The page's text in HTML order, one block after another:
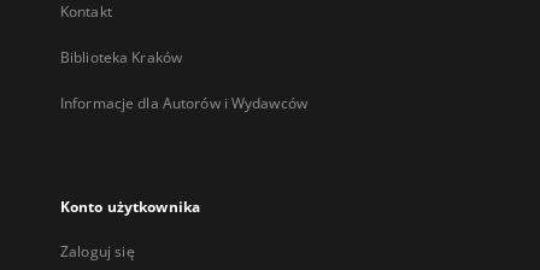
Kontakt
Biblioteka Kraków
Informacje dla Autorów i Wydawców
Konto użytkownika
Zaloguj się